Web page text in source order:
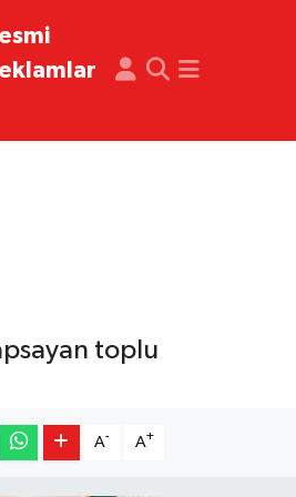
toplu
A- A+